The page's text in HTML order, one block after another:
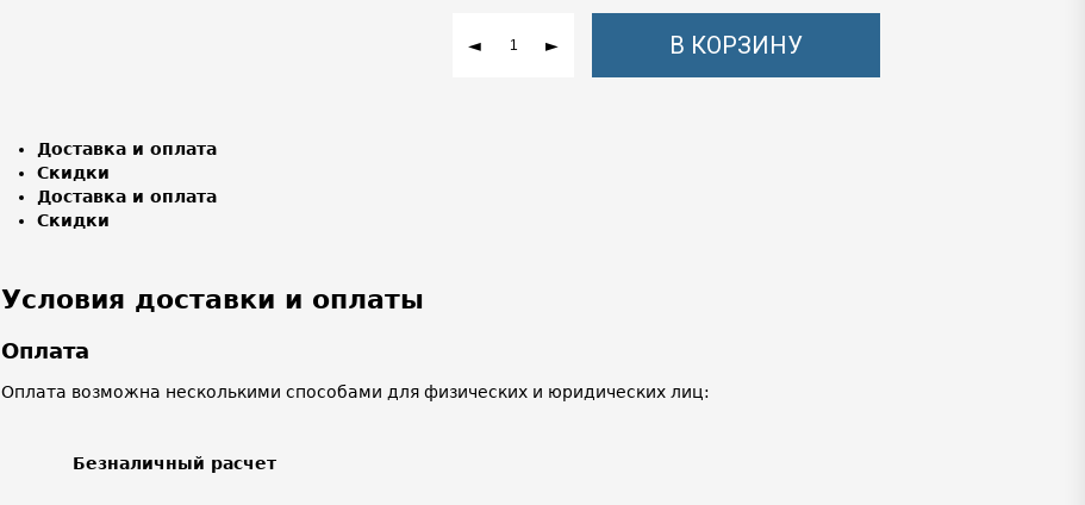
◄ ► В КОРЗИНУ
Доставка и оплата
Скидки
Доставка и оплата
Скидки
Условия доставки и оплаты
Оплата
Оплата возможна несколькими способами для физических и юридических лиц:
Безналичный расчет